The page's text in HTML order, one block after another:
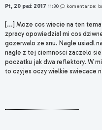
Pt, 20 paź 2017 11:30 komentarze:
[...] Moze cos wiecie na ten
zpracy opowiedzial mi cos
gozerwalo ze snu. Nagle usiadl
nagle z tej ciemnosci zaczelo
poczatku jak dwa reflektory. W
to czyjes oczy wielkie swiecace